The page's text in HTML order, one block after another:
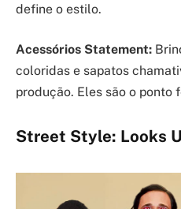
define o estilo.
Acessórios Statement:
coloridas e sapatos
produção. Eles são o ponto
Street Style: Looks